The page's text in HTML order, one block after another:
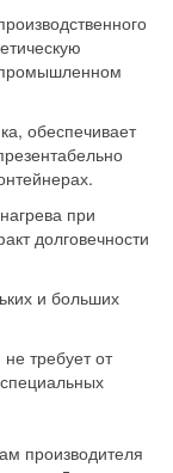
промышленном
обеспечивает
при
долговечности
и больших
требует от
производителя